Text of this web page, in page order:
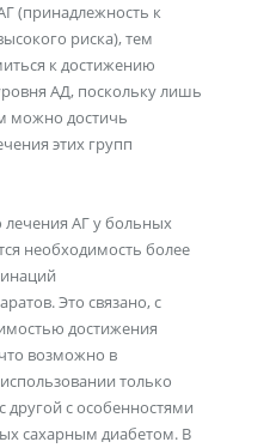
(принадлежность к
риска), тем
к достижению
АД, поскольку лишь
можно достичь
этих групп
АГ у больных
необходимость более
Это связано, с
достижения
возможно в
только
другой с особенностями
сахарным диабетом. В